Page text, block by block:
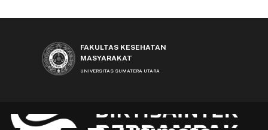
FAKULTAS KESEHATAN
MASYARAKAT
UNIVERSITAS SUMATERA UTARA